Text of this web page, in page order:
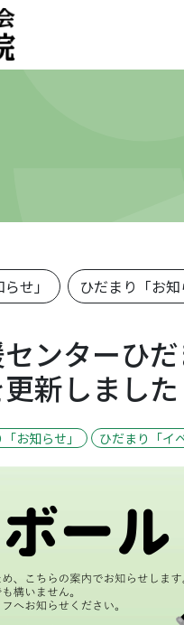
せ」 ひだまり「お知
ンターひ
新しました
お知らせ」 ひだまり「イ